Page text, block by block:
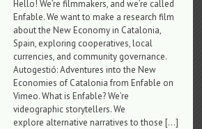
Hello! We’re filmmakers, and we’re called
Enfable. We want to make a research film
about the New Economy in Catalonia,
Spain, exploring cooperatives, local
currencies, and community governance.
Autogestió: Adventures into the New
Economies of Catalonia from Enfable on
Vimeo. What is Enfable? We’re
videographic storytellers. We
explore alternative narratives to those […]